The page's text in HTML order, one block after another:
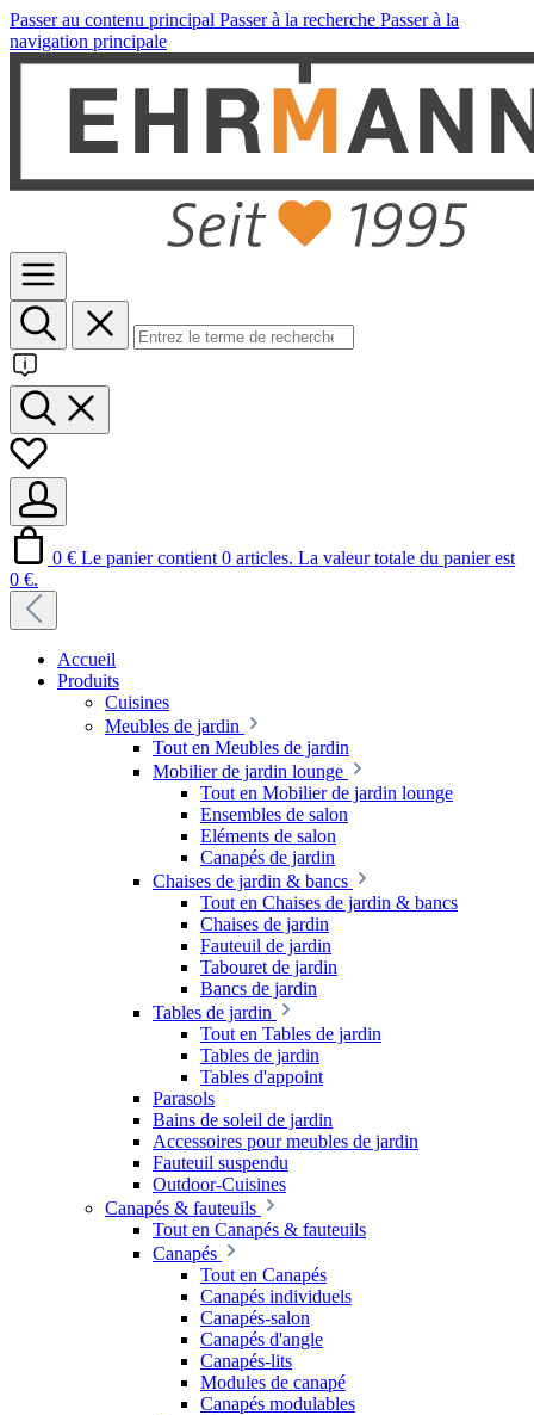
Passer au contenu principal Passer à la recherche Passer à la
navigation principale
0 € Le panier contient 0 articles. La valeur totale du panier est
0 €.
Accueil
Produits
Cuisines
Meubles de jardin
Tout en Meubles de jardin
Mobilier de jardin lounge
Tout en Mobilier de jardin lounge
Ensembles de salon
Eléments de salon
Canapés de jardin
Chaises de jardin & bancs
Tout en Chaises de jardin & bancs
Chaises de jardin
Fauteuil de jardin
Tabouret de jardin
Bancs de jardin
Tables de jardin
Tout en Tables de jardin
Tables de jardin
Tables d'appoint
Parasols
Bains de soleil de jardin
Accessoires pour meubles de jardin
Fauteuil suspendu
Outdoor-Cuisines
Canapés & fauteuils
Tout en Canapés & fauteuils
Canapés
Tout en Canapés
Canapés individuels
Canapés-salon
Canapés d'angle
Canapés-lits
Modules de canapé
Canapés modulables